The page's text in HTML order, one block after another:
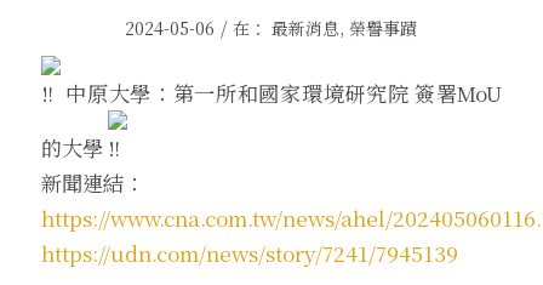
2024-05-06 / 在：最新消息, 榮譽事蹟
中原大學：第一所和國家環境研究院 簽署MoU
的大學
新聞連結：
https://www.cna.com.tw/news/ahel/
https://udn.com/news/story/7241/7945139